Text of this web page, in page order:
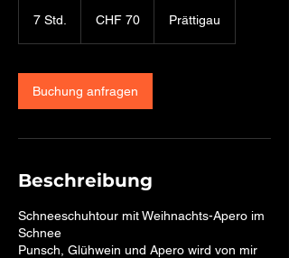
7 Std.
d
.
Franken
CHF 70 Prättigau
Buchung anfragen
Beschreibung
Schneeschuhtour mit Weihnachts-Apero im
Schnee
Punsch, Glühwein und Apero wird von mir